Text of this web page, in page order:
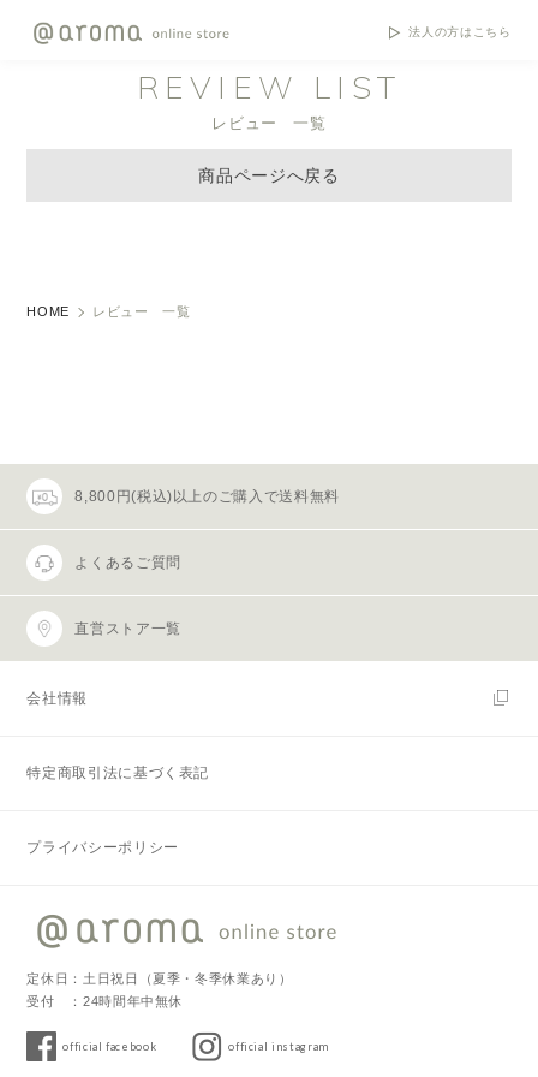
法人の方はこちら
REVIEW LIST
レビュー 一覧
商品ページへ戻る
HOME レビュー 一覧
8,800円(税込)以上のご購入で送料無料
よくあるご質問
直営ストア一覧
会社情報
特定商取引法に基づく表記
プライバシーポリシー
定休日：土日祝日（夏季・冬季休業あり）
受付 ：24時間年中無休
official facebook official instagram